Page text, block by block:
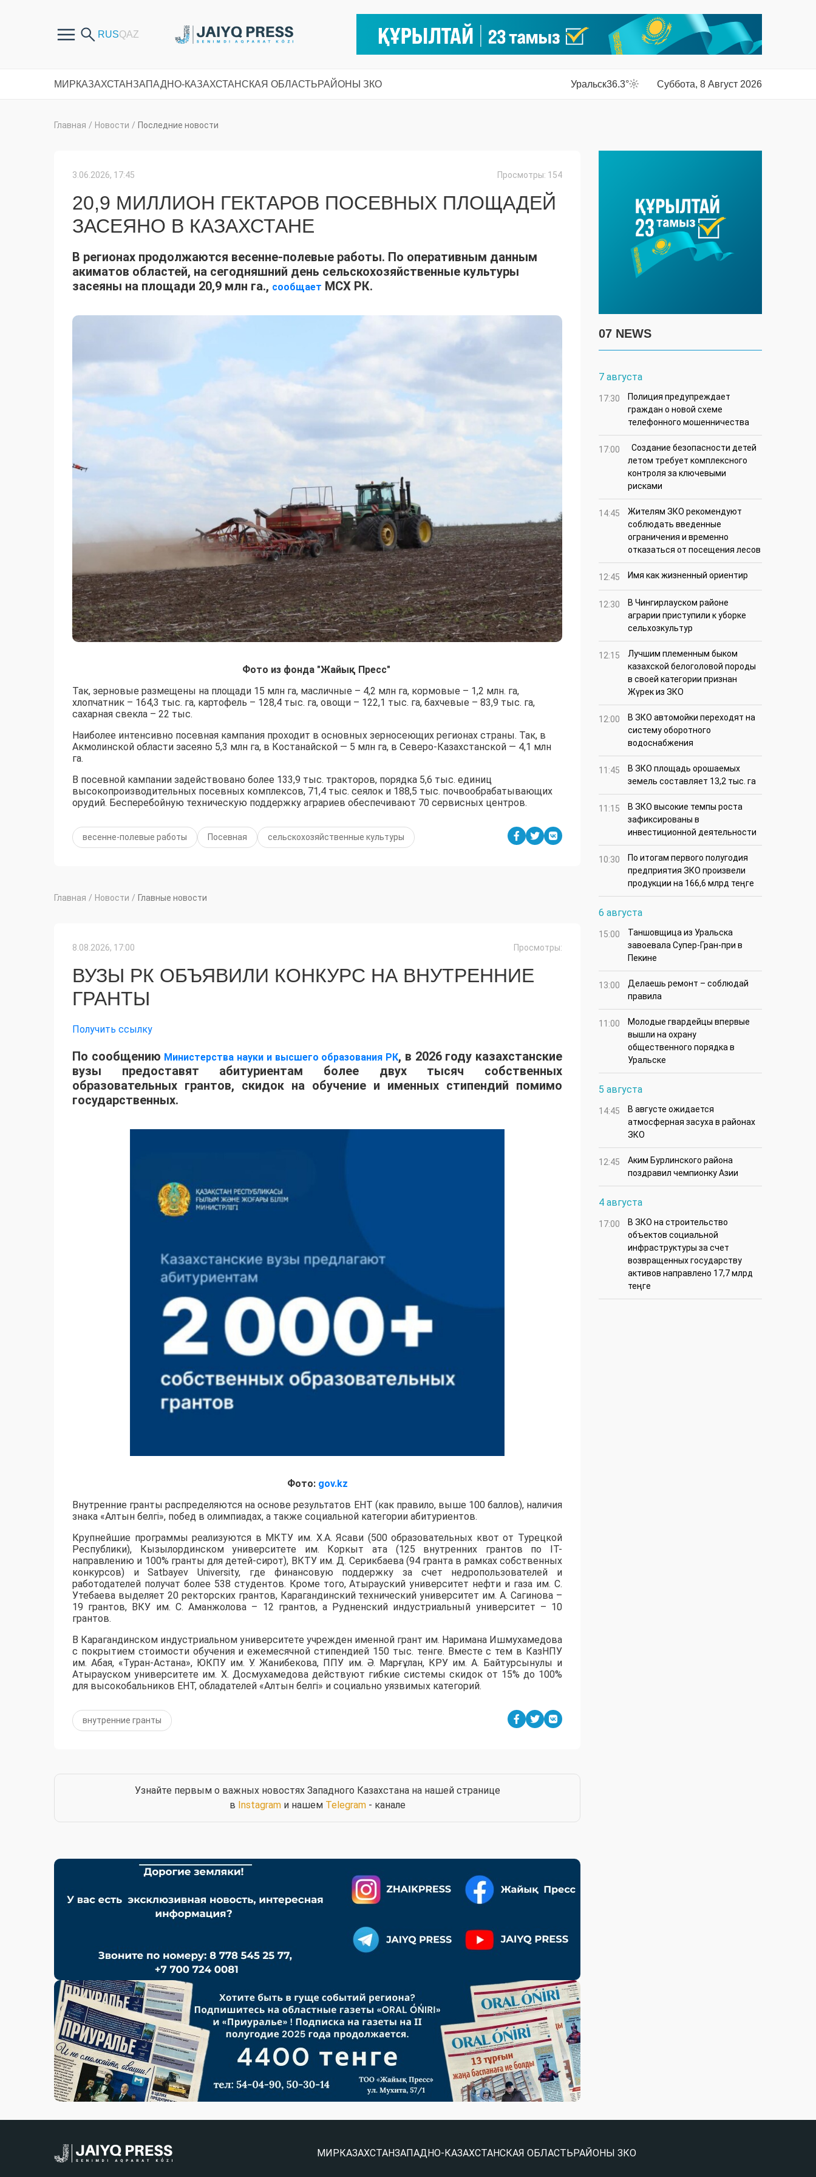
МИРКАЗАХСТАНЗАПАДНО-КАЗАХСТАНСКАЯ ОБЛАСТЬРАЙОНЫ ЗКО Уральск36.3° Суббота, 8 Август 2026
Главная / Новости / Последние новости
3.06.2026, 17:45 Просмотры: 154
20,9 МИЛЛИОН ГЕКТАРОВ ПОСЕВНЫХ ПЛОЩАДЕЙ
ЗАСЕЯНО В КАЗАХСТАНЕ
В регионах продолжаются весенне-полевые работы. По оперативным данным
акиматов областей, на сегодняшний день сельскохозяйственные культуры
засеяны на площади 20,9 млн га., сообщает МСХ РК.
Фото из фонда "Жайық Пресс"
Так, зерновые размещены на площади 15 млн га, масличные – 4,2 млн га, кормовые – 1,2 млн. га,
хлопчатник – 164,3 тыс. га, картофель – 128,4 тыс. га, овощи – 122,1 тыс. га, бахчевые – 83,9 тыс. га,
сахарная свекла – 22 тыс.
Наиболее интенсивно посевная кампания проходит в основных зерносеющих регионах страны. Так, в
Акмолинской области засеяно 5,3 млн га, в Костанайской — 5 млн га, в Северо-Казахстанской — 4,1 млн
га.
В посевной кампании задействовано более 133,9 тыс. тракторов, порядка 5,6 тыс. единиц
высокопроизводительных посевных комплексов, 71,4 тыс. сеялок и 188,5 тыс. почвообрабатывающих
орудий. Бесперебойную техническую поддержку аграриев обеспечивают 70 сервисных центров.
весенне-полевые работы Посевная сельскохозяйственные культуры
Главная / Новости / Главные новости
8.08.2026, 17:00 Просмотры:
ВУЗЫ РК ОБЪЯВИЛИ КОНКУРС НА ВНУТРЕННИЕ
ГРАНТЫ
Получить ссылку
По сообщению Министерства науки и высшего образования РК, в 2026 году казахстанские
вузы предоставят абитуриентам более двух тысяч собственных
образовательных грантов, скидок на обучение и именных стипендий помимо
государственных.
Фото: gov.kz
Внутренние гранты распределяются на основе результатов ЕНТ (как правило, выше 100 баллов), наличия
знака «Алтын белгі», побед в олимпиадах, а также социальной категории абитуриентов.
​Крупнейшие программы реализуются в МКТУ им. Х.А. Ясави (500 образовательных квот от Турецкой
Республики), Кызылординском университете им. Коркыт ата (125 внутренних грантов по IT-
направлению и 100% гранты для детей-сирот), ВКТУ им. Д. Серикбаева (94 гранта в рамках собственных
конкурсов) и Satbayev University, где финансовую поддержку за счет недропользователей и
работодателей получат более 538 студентов. Кроме того, Атырауский университет нефти и газа им. С.
Утебаева выделяет 20 ректорских грантов, Карагандинский технический университет им. А. Сагинова –
19 грантов, ВКУ им. С. Аманжолова – 12 грантов, а Рудненский индустриальный университет – 10
грантов.
​В Карагандинском индустриальном университете учрежден именной грант им. Наримана Ишмухамедова
с покрытием стоимости обучения и ежемесячной стипендией 150 тыс. тенге. Вместе с тем в КазНПУ
им. Абая, «Туран-Астана», ЮКПУ им. У. Жанибекова, ППУ им. Ә. Марғұлан, КРУ им. А. Байтурсынулы и
Атырауском университете им. Х. Досмухамедова действуют гибкие системы скидок от 15% до 100%
для высокобальников ЕНТ, обладателей «Алтын белгі» и социально уязвимых категорий.
внутренние гранты
Узнайте первым о важных новостях Западного Казахстана на нашей странице
в Instagramи нашем Telegram- канале
07 NEWS
7 августа
17:30
Полиция предупреждает
граждан о новой схеме
телефонного мошенничества
17:00
Создание безопасности детей
летом требует комплексного
контроля за ключевыми
рисками
14:45
Жителям ЗКО рекомендуют
соблюдать введенные
ограничения и временно
отказаться от посещения лесов
12:45 Имя как жизненный ориентир
12:30
В Чингирлауском районе
аграрии приступили к уборке
сельхозкультур
12:15
Лучшим племенным быком
казахской белоголовой породы
в своей категории признан
Жүрек из ЗКО
12:00
В ЗКО автомойки переходят на
систему оборотного
водоснабжения
11:45
В ЗКО площадь орошаемых
земель составляет 13,2 тыс. га
11:15
В ЗКО высокие темпы роста
зафиксированы в
инвестиционной деятельности
10:30
По итогам первого полугодия
предприятия ЗКО произвели
продукции на 166,6 млрд теңге
6 августа
15:00
Таншовщица из Уральска
завоевала Супер-Гран-при в
Пекине
13:00
Делаешь ремонт – соблюдай
правила
11:00
Молодые гвардейцы впервые
вышли на охрану
общественного порядка в
Уральске
5 августа
14:45
В августе ожидается
атмосферная засуха в районах
ЗКО
12:45
Аким Бурлинского района
поздравил чемпионку Азии
4 августа
17:00
В ЗКО на строительство
объектов социальной
инфраструктуры за счет
возвращенных государству
активов направлено 17,7 млрд
теңге
МИР КАЗАХСТАНЗАПАДНО-КАЗАХСТАНСКАЯ ОБЛАСТЬ РАЙОНЫ ЗКО